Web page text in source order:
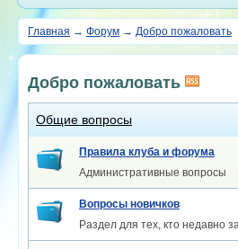
Главная → Форум → Добро пожаловать
Добро пожаловать
Общие вопросы
Правила клуба и форума
Административные вопросы
Вопросы новичков
Раздел для тех, кто недавно